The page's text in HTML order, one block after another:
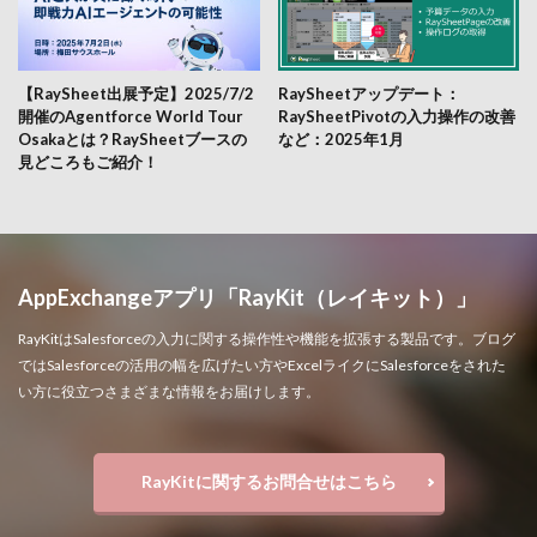
【RaySheet出展予定】2025/7/2
開催のAgentforce World Tour
Osakaとは？RaySheetブースの
見どころもご紹介！
RaySheetアップデート：
RaySheetPivotの入力操作の改善
など：2025年1月
AppExchangeアプリ「RayKit（レイキット）」
RayKitはSalesforceの入力に関する操作性や機能を拡張する製品です。ブログ
ではSalesforceの活用の幅を広げたい方やExcelライクにSalesforceをされた
い方に役立つさまざまな情報をお届けします。
RayKitに関するお問合せはこちら